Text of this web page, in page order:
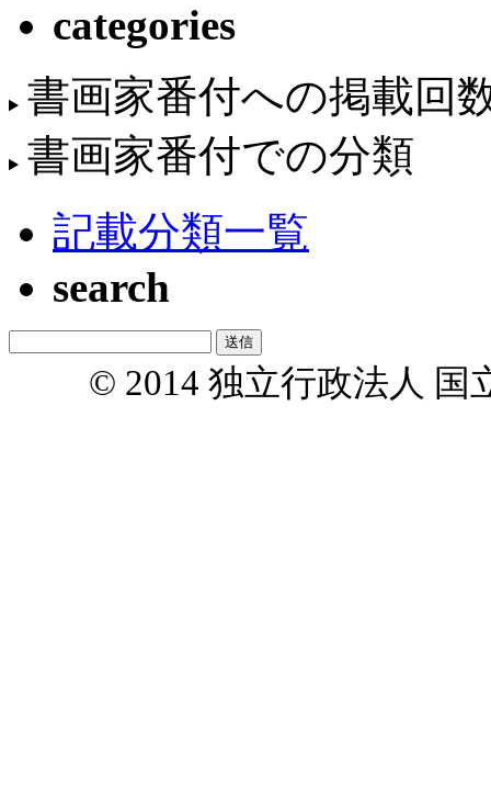
categories
書画家番付への掲載回
書画家番付での分類
記載分類一覧
search
© 2014 独立行政法人 国